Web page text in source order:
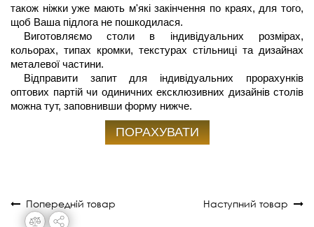
також ніжки уже мають м'які закінчення по краях, для того,
щоб Ваша підлога не пошкодилася.
Виготовляємо столи в індивідуальних розмірах,
кольорах, типах кромки, текстурах стільниці та дизайнах
металевої частини.
Відправити запит для індивідуальних прорахунків
оптових партій чи одиничних ексклюзивних дизайнів столів
можна тут, заповнивши форму нижче.
ПОРАХУВАТИ
Попередній товар Наступний товар